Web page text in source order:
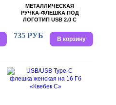
МЕТАЛЛИЧЕСКАЯ
РУЧКА-ФЛЕШКА ПОД
ЛОГОТИП USB 2.0 С
ВСТАВКАМИ,
СЪЕМНЫЙ МИНИ-ЧИП,
16GB, D1,3 Х 14 СМ.
ЛОГОТИПА.
735 РУБ В корзину